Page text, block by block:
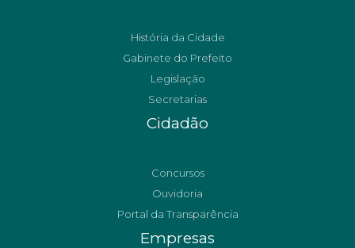
História da Cidade
Gabinete do Prefeito
Legislação
Secretarias
Cidadão
Concursos
Ouvidoria
Portal da Transparência
Empresas